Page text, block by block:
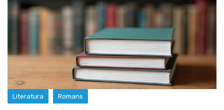
Literatura Romans